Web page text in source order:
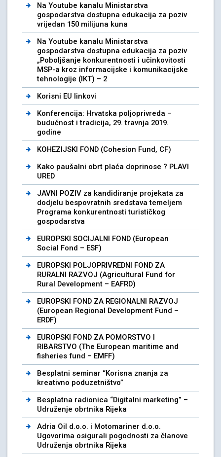
Na Youtube kanalu Ministarstva
gospodarstva dostupna edukacija za poziv
vrijedan 150 milijuna kuna
Na Youtube kanalu Ministarstva
gospodarstva dostupna edukacija za poziv
„Poboljšanje konkurentnosti i učinkovitosti
MSP-a kroz informacijske i komunikacijske
tehnologije (IKT) – 2
Korisni EU linkovi
Konferencija: Hrvatska poljoprivreda –
budućnost i tradicija, 29. travnja 2019.
godine
KOHEZIJSKI FOND (Cohesion Fund, CF)
Kako paušalni obrt plaća doprinose ? PLAVI
URED
JAVNI POZIV za kandidiranje projekata za
dodjelu bespovratnih sredstava temeljem
Programa konkurentnosti turističkog
gospodarstva
EUROPSKI SOCIJALNI FOND (European
Social Fond – ESF)
EUROPSKI POLJOPRIVREDNI FOND ZA
RURALNI RAZVOJ (Agricultural Fund for
Rural Development – EAFRD)
EUROPSKI FOND ZA REGIONALNI RAZVOJ
(European Regional Development Fund –
ERDF)
EUROPSKI FOND ZA POMORSTVO I
RIBARSTVO (The European maritime and
fisheries fund – EMFF)
Besplatni seminar “Korisna znanja za
kreativno poduzetništvo”
Besplatna radionica “Digitalni marketing” –
Udruženje obrtnika Rijeka
Adria Oil d.o.o. i Motomariner d.o.o.
Ugovorima osigurali pogodnosti za članove
Udruženja obrtnika Rijeka